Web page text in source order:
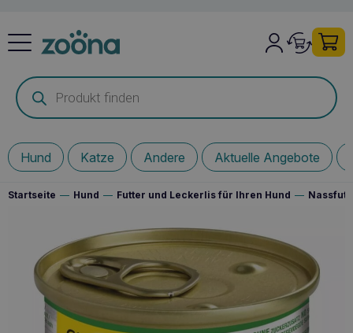
Products
search
Hund Katze Andere Aktuelle Angebote
Startseite — Hund — Futter und Leckerlis für Ihren Hund —